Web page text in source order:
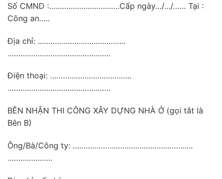
Số CMND :………………………..….Cấp ngày…/…/…… Tại :
Công an…..
Địa chỉ: …………………………………..
…………………………………………
Điện thoại: ………………………………..
…………………………………………
BÊN NHẬN THI CÔNG XÂY DỰNG NHÀ Ở (gọi tắt là
Bên B)
Ông/Bà/Công ty: ………………………………………………..
…………………